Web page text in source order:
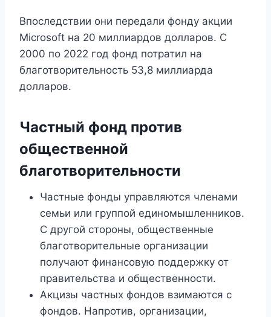
Впоследствии они передали фонду акции
Microsoft на 20 миллиардов долларов. С
2000 по 2022 год фонд потратил на
благотворительность 53,8 миллиарда
долларов.
Частный фонд против
общественной
благотворительности
Частные фонды управляются членами
семьи или группой единомышленников.
С другой стороны, общественные
благотворительные организации
получают финансовую поддержку от
правительства и общественности.
Акцизы частных фондов взимаются с
фондов. Напротив, организации,